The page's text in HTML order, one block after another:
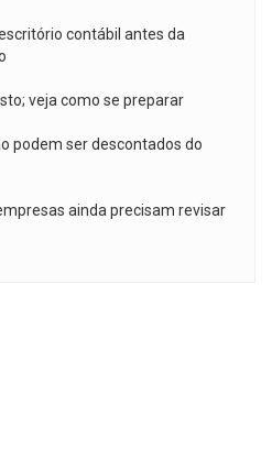
contábil antes da
veja como se preparar
podem ser descontados do
ainda precisam revisar